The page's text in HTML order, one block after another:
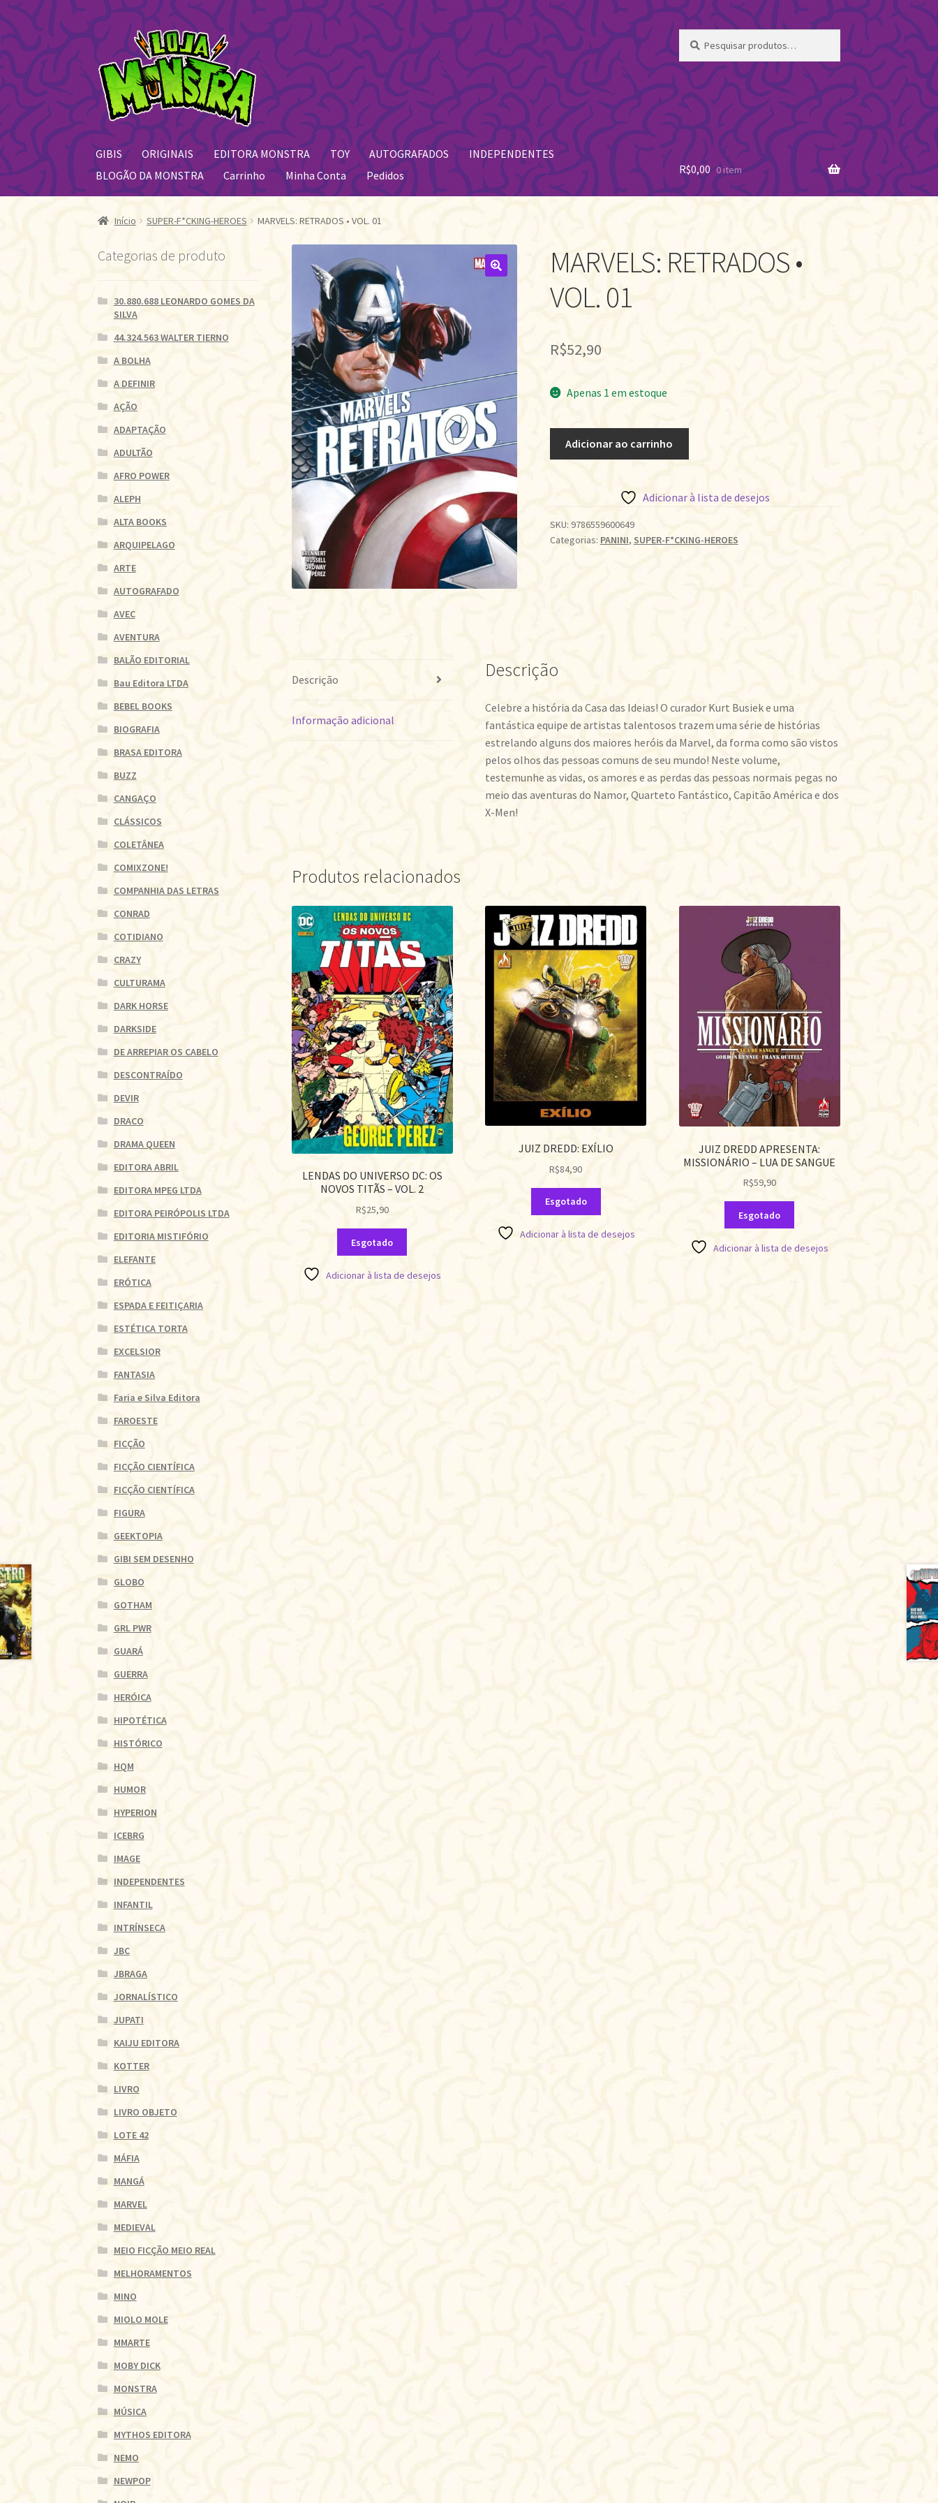
Pular
para
navegação
Pular
para
o
conteúdo
por:
GIBIS ORIGINAIS EDITORA MONSTRA TOY AUTOGRAFADOS
INDEPENDENTES
BLOGÃO DA MONSTRA
Carrinho Minha Conta Pedidos R$0,00 0 item
Início SUPER-F*CKING-HEROES MARVELS: RETRADOS • VOL. 01
MARVELS: RETRADOS •
VOL. 01
R$52,90
Apenas 1 em estoque
quantidade
Adicionar ao carrinho
Adicionar à lista de desejos
SKU: 9786559600649
Categorias: PANINI, SUPER-F*CKING-HEROES
Descrição
Informação adicional
Descrição
Celebre a história da Casa das Ideias! O curador Kurt Busiek e uma
fantástica equipe de artistas talentosos trazem uma série de histórias
estrelando alguns dos maiores heróis da Marvel, da forma como são vistos
pelos olhos das pessoas comuns de seu mundo! Neste volume,
testemunhe as vidas, os amores e as perdas das pessoas normais pegas no
meio das aventuras do Namor, Quarteto Fantástico, Capitão América e dos
X-Men!
Produtos relacionados
LENDAS DO UNIVERSO DC: OS
NOVOS TITÃS – VOL. 2
R$25,90
Esgotado
Adicionar à lista de desejos
JUIZ DREDD: EXÍLIO
R$84,90
Esgotado
Adicionar à lista de desejos
JUIZ DREDD APRESENTA:
MISSIONÁRIO – LUA DE SANGUE
R$59,90
Esgotado
Adicionar à lista de desejos
Categorias de produto
30.880.688 LEONARDO GOMES DA
SILVA
44.324.563 WALTER TIERNO
A BOLHA
A DEFINIR
AÇÃO
ADAPTAÇÃO
ADULTÃO
AFRO POWER
ALEPH
ALTA BOOKS
ARQUIPELAGO
ARTE
AUTOGRAFADO
AVEC
AVENTURA
BALÃO EDITORIAL
Bau Editora LTDA
BEBEL BOOKS
BIOGRAFIA
BRASA EDITORA
BUZZ
CANGAÇO
CLÁSSICOS
COLETÂNEA
COMIXZONE!
COMPANHIA DAS LETRAS
CONRAD
COTIDIANO
CRAZY
CULTURAMA
DARK HORSE
DARKSIDE
DE ARREPIAR OS CABELO
DESCONTRAÍDO
DEVIR
DRACO
DRAMA QUEEN
EDITORA ABRIL
EDITORA MPEG LTDA
EDITORA PEIRÓPOLIS LTDA
EDITORIA MISTIFÓRIO
ELEFANTE
ERÓTICA
ESPADA E FEITIÇARIA
ESTÉTICA TORTA
EXCELSIOR
FANTASIA
Faria e Silva Editora
FAROESTE
FICÇÃO
FICÇÃO CIENTÍFICA
FICÇÃO CIENTÍFICA
FIGURA
GEEKTOPIA
GIBI SEM DESENHO
GLOBO
GOTHAM
GRL PWR
GUARÁ
GUERRA
HERÓICA
HIPOTÉTICA
HISTÓRICO
HQM
HUMOR
HYPERION
ICEBRG
IMAGE
INDEPENDENTES
INFANTIL
INTRÍNSECA
JBC
JBRAGA
JORNALÍSTICO
JUPATI
KAIJU EDITORA
KOTTER
LIVRO
LIVRO OBJETO
LOTE 42
MÁFIA
MANGÁ
MARVEL
MEDIEVAL
MEIO FICÇÃO MEIO REAL
MELHORAMENTOS
MINO
MIOLO MOLE
MMARTE
MOBY DICK
MONSTRA
MÚSICA
MYTHOS EDITORA
NEMO
NEWPOP